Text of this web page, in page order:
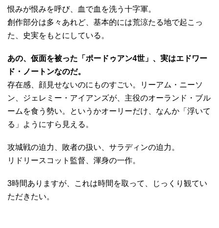
恨みが恨みを呼び、血で血を洗う十字軍。
創作部分は多々あれど、基本的には荒涼たる地で起こっ
た、史実をもとにしている。
あの、仮面を被った「ポードゥアン4世」、実はエドワー
ド・ノートンなのだ。
存在感、顔見せないのにものすごい。リーアム・ニーソ
ン、ジェレミー・アイアンズが、主役のオーランド・ブル
ームを食う勢い。というかオーリーだけ、なんか「浮いて
る」ようにすら見える。
攻城戦の迫力、敗者の扱い、サラディンの迫力。
リドリースコット監督、渾身の一作。
3時間ありますが、これは時間を取って、じっくり観てい
ただきたい。